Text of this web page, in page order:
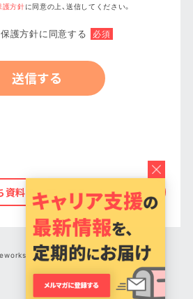
護方針に同意の上、送信してください。
護方針に同意する 必須
資料の一覧へ戻る
Co., Ltd. All Rights Reserved.